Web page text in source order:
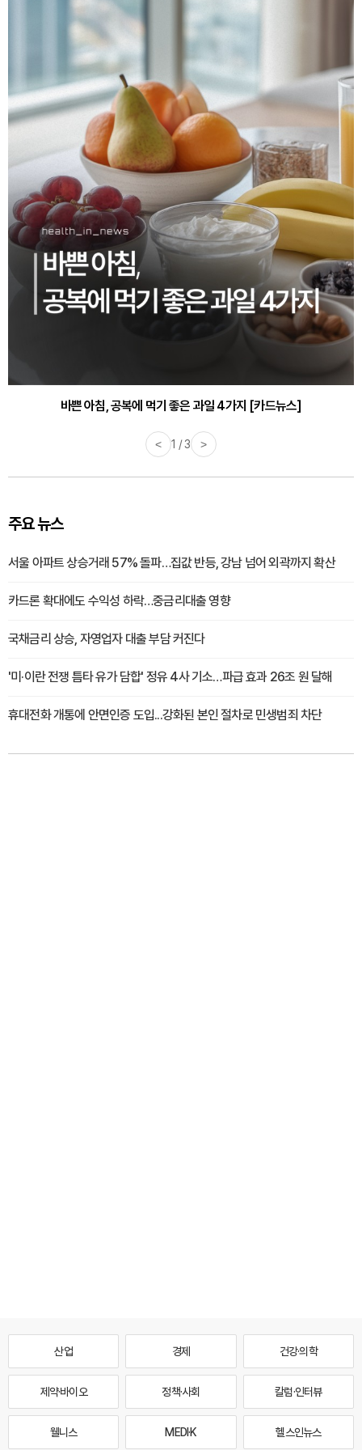
바쁜 아침, 공복에 먹기 좋은 과일 4가지 [카드뉴스]
< 1 / 3 >
주요 뉴스
서울 아파트 상승거래 57% 돌파…집값 반등, 강남 넘어 외곽까지 확산
카드론 확대에도 수익성 하락…중금리대출 영향
국채금리 상승, 자영업자 대출 부담 커진다
'미·이란 전쟁 틈타 유가 담합' 정유 4사 기소…파급 효과 26조 원 달해
휴대전화 개통에 안면인증 도입...강화된 본인 절차로 민생범죄 차단
산업 경제 건강·의학
제약·바이오 정책·사회 칼럼·인터뷰
웰니스 MEDI·K 헬스인뉴스